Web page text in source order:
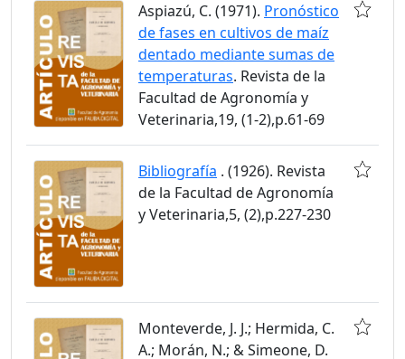
Aspiazú, C. (1971). Pronóstico
de fases en cultivos de maíz
dentado mediante sumas de
temperaturas. Revista de la
Facultad de Agronomía y
Veterinaria,19, (1-2),p.61-69
Bibliografía . (1926). Revista
de la Facultad de Agronomía
y Veterinaria,5, (2),p.227-230
Monteverde, J. J.; Hermida, C.
A.; Morán, N.; & Simeone, D.